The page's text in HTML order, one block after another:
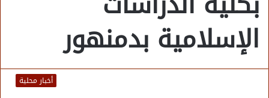
الإسلامية بدمنهور
أخبار محلية